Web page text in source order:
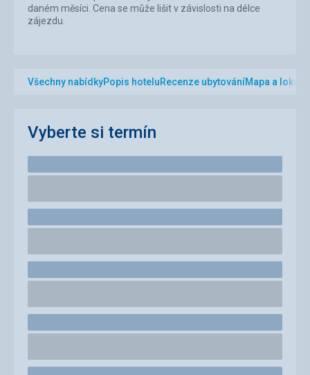
daném měsíci. Cena se může lišit v závislosti na délce
zájezdu.
Všechny nabídkyPopis hoteluRecenze ubytováníMapa a
Vyberte si termín